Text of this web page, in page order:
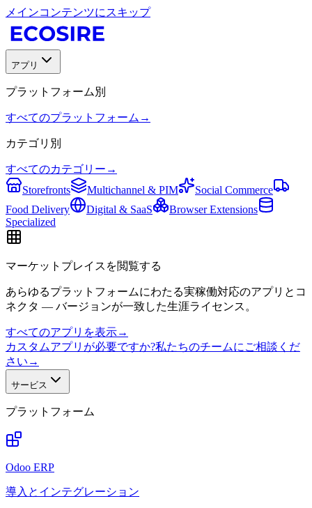
メインコンテンツにスキップ
アプリ
プラットフォーム別
すべてのプラットフォーム →
カテゴリ別
すべてのカテゴリー →
Storefronts
Multichannel & PIM
Social Commerce
Food Delivery
Digital & SaaS
Browser Extensions
Specialized
マーケットプレイスを閲覧する
あらゆるプラットフォームにわたる実稼働対応のアプリとコ
ネクタ — バージョンが一致した生涯ライセンス。
すべてのアプリを表示→
カスタムアプリが必要ですか?私たちのチームにご相談くだ
さい →
サービス
プラットフォーム
Odoo ERP
導入とインテグレーション